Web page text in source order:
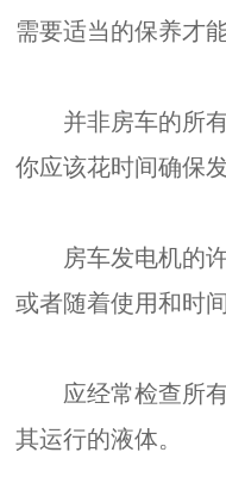
需要适当的保养才
并非房车的所有
你应该花时间确保
房车发电机的许
或者随着使用和时
应经常检查所有
其运行的液体。